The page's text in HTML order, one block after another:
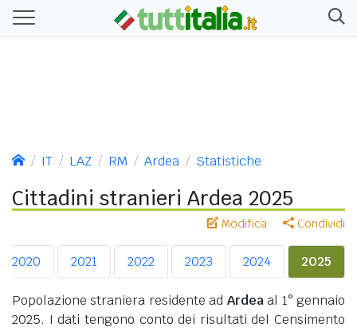
IT LAZ RM Ardea Statistiche
Cittadini stranieri Ardea 2025
Modifica Condividi
2020 2021 2022 2023 2024 2025
Popolazione straniera residente ad Ardeaal 1° gennaio
2025. I dati tengono conto dei risultati del Censimento